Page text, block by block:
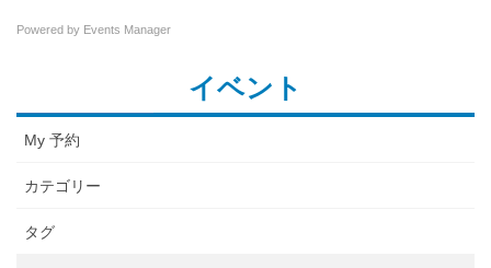
Powered by Events Manager
イベント
My 予約
カテゴリー
タグ